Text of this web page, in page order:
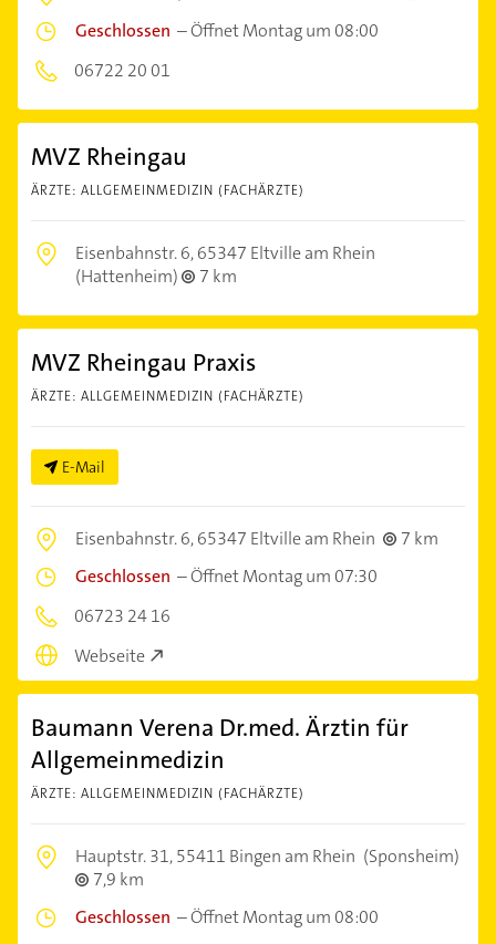
Geschlossen –Öffnet Montag um 08:00
06722 20 01
MVZ Rheingau
ÄRZTE: ALLGEMEINMEDIZIN (FACHÄRZTE)
Eisenbahnstr. 6,65347 Eltville am Rhein
(Hattenheim)
7 km
MVZ Rheingau Praxis
ÄRZTE: ALLGEMEINMEDIZIN (FACHÄRZTE)
E-Mail
Eisenbahnstr. 6,65347 Eltville am Rhein
7 km
Geschlossen –Öffnet Montag um 07:30
06723 24 16
Webseite
Baumann Verena Dr.med. Ärztin für
Allgemeinmedizin
ÄRZTE: ALLGEMEINMEDIZIN (FACHÄRZTE)
Hauptstr. 31,55411 Bingen am Rhein (Sponsheim)
7,9 km
Geschlossen –Öffnet Montag um 08:00